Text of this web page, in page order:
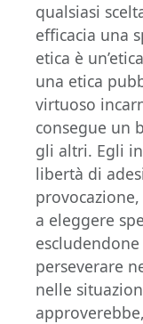
qualsiasi
efficacia una
etica è
una etica
virtuoso
consegue un
gli altri. Egli
libertà di
a eleggere
perseverare
nelle